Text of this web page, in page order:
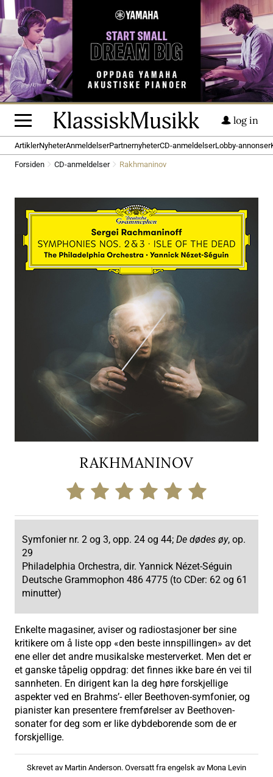
log in
ArtiklerNyheterAnmeldelserPartnernyheterCD-anmeldelserLobby-annonser
Forsiden CD-anmeldelser Rakhmaninov
RAKHMANINOV
Symfonier nr. 2 og 3, opp. 24 og 44; De dødes øy, op.
29
Philadelphia Orchestra, dir. Yannick Nézet-Séguin
Deutsche Grammophon 486 4775 (to CDer: 62 og 61
minutter)
Enkelte magasiner, aviser og radiostasjoner ber sine
kritikere om å liste opp «den beste innspillingen» av det
ene eller det andre musikalske mesterverket. Men det er
et ganske tåpelig oppdrag: det finnes ikke bare én vei til
sannheten. En dirigent kan la deg høre forskjellige
aspekter ved en Brahms’- eller Beethoven-symfonier, og
pianister kan presentere fremførelser av Beethoven-
sonater for deg som er like dybdeborende som de er
forskjellige.
Skrevet av Martin Anderson. Oversatt fra engelsk av Mona Levin